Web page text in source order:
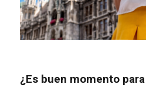
¿Es buen momento